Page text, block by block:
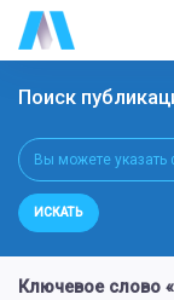
Поиск
ИСКАТЬ
Ключевое слово